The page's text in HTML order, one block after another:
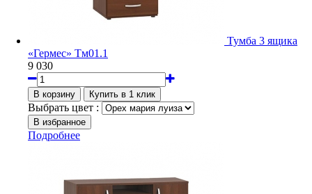
Тумба 3 ящика
«Гермес» Тм01.1
9 030
Выбрать цвет :
Подробнее